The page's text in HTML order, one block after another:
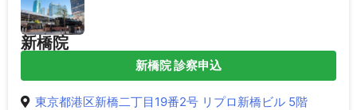
新橋院
新橋院 診察申込
東京都港区新橋二丁目19番2号 リプロ新橋ビル 5階